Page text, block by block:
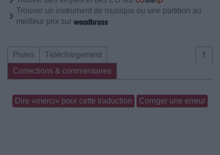
Trouver un instrument de musique ou une partition au
meilleur prix sur
⇑
Pistes
Téléchargement
Corrections & commentaires
Dire «merci» pour cette traduction Corriger une erreur